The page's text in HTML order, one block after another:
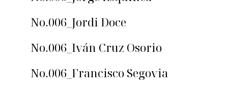
No.006_Jordi Doce
No.006_Iván Cruz Osorio
No.006_Francisco Segovia